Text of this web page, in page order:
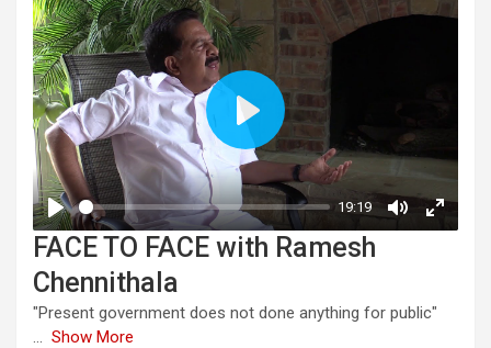
FACE TO FACE with Ramesh
Chennithala
"Present government does not done anything for public"
... Show More